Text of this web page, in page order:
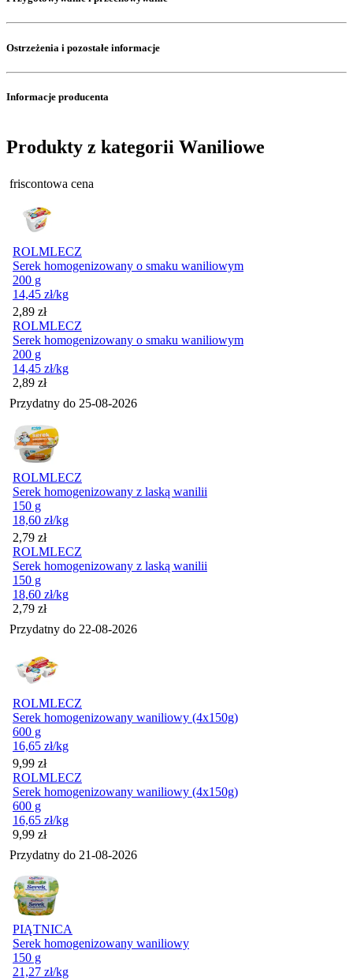
Ostrzeżenia i pozostałe informacje
Informacje producenta
Produkty z kategorii Waniliowe
friscontowa cena
ROLMLECZ
Serek homogenizowany o smaku waniliowym
200 g
14,45 zł/kg
Cena
2,89 zł
ROLMLECZ
Serek homogenizowany o smaku waniliowym
200 g
14,45 zł/kg
Cena
2,89 zł
Przydatny do 25-08-2026
ROLMLECZ
Serek homogenizowany z laską wanilii
150 g
18,60 zł/kg
Cena
2,79 zł
ROLMLECZ
Serek homogenizowany z laską wanilii
150 g
18,60 zł/kg
Cena
2,79 zł
Przydatny do 22-08-2026
ROLMLECZ
Serek homogenizowany waniliowy (4x150g)
600 g
16,65 zł/kg
Cena
9,99 zł
ROLMLECZ
Serek homogenizowany waniliowy (4x150g)
600 g
16,65 zł/kg
Cena
9,99 zł
Przydatny do 21-08-2026
PIĄTNICA
Serek homogenizowany waniliowy
150 g
21,27 zł/kg